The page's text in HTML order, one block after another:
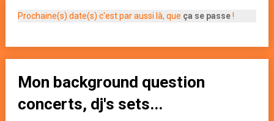
Prochaine(s) date(s) c'est par aussi là, que ça se passe!
Mon background question
concerts, dj's sets...